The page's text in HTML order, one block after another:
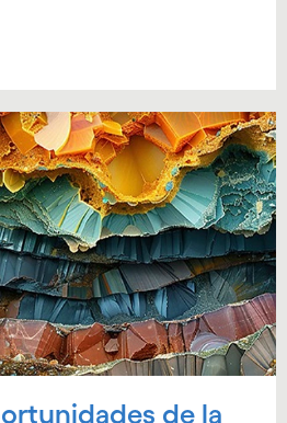
de la